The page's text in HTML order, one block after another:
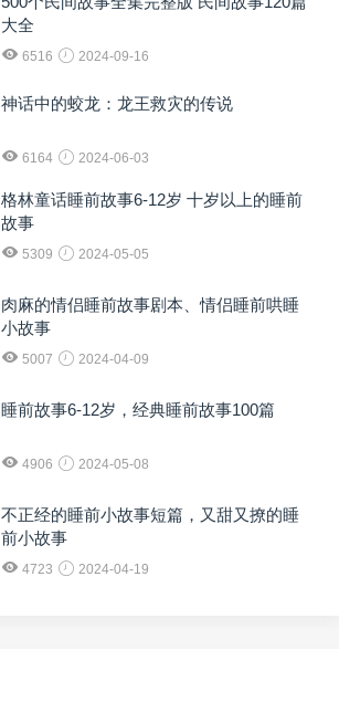
大全
6516 2024-09-16
神话中的蛟龙：龙王救灾的传说
6164 2024-06-03
格林童话睡前故事6-12岁 十岁以上的睡前
故事
5309 2024-05-05
肉麻的情侣睡前故事剧本、情侣睡前哄睡
小故事
5007 2024-04-09
睡前故事6-12岁，经典睡前故事100篇
4906 2024-05-08
不正经的睡前小故事短篇，又甜又撩的睡
前小故事
4723 2024-04-19